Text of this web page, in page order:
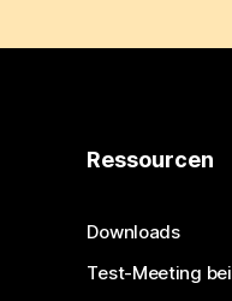
Ressourcen
Downloads
Test-Meeting